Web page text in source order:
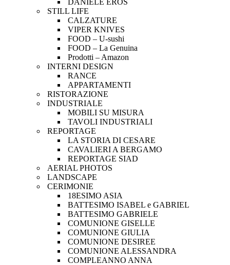
DANIELE EROS
STILL LIFE
CALZATURE
VIPER KNIVES
FOOD – U-sushi
FOOD – La Genuina
Prodotti – Amazon
INTERNI DESIGN
RANCE
APPARTAMENTI
RISTORAZIONE
INDUSTRIALE
MOBILI SU MISURA
TAVOLI INDUSTRIALI
REPORTAGE
LA STORIA DI CESARE
CAVALIERI A BERGAMO
REPORTAGE SIAD
AERIAL PHOTOS
LANDSCAPE
CERIMONIE
18ESIMO ASIA
BATTESIMO ISABEL e GABRIEL
BATTESIMO GABRIELE
COMUNIONE GISELLE
COMUNIONE GIULIA
COMUNIONE DESIREE
COMUNIONE ALESSANDRA
COMPLEANNO ANNA